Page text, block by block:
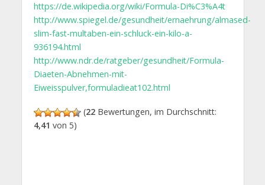
https://de.wikipedia.org/wiki/Formula-Di%C3%A4t
http://www.spiegel.de/gesundheit/ernaehrung/almased-
slim-fast-multaben-ein-schluck-ein-kilo-a-
936194.html
http://www.ndr.de/ratgeber/gesundheit/Formula-
Diaeten-Abnehmen-mit-
Eiweisspulver,formuladieat102.html
(22Bewertungen, im Durchschnitt:
4,41 von 5)